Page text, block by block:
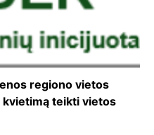
regiono vietos
teikti vietos